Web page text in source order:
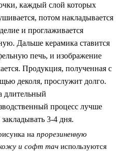
каждый слой которых
потом накладывается
и проглаживается
Дальше керамика ставится
печь, и изображение
Продукция, полученная с
деколя, прослужит долго.
длительный
процесс лучше
закладывать 3-4 дня.
на прорезиненную
и софт тач используются